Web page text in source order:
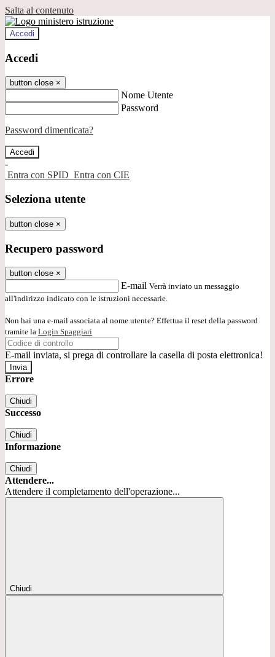
Salta al contenuto
Accedi
Accedi
button close ×
Nome Utente
Password
Password dimenticata?
-
Entra con SPID Entra con CIE
Seleziona utente
button close ×
Recupero password
button close ×
E-mail Verrà inviato un messaggio
all'indirizzo indicato con le istruzioni necessarie.
Non hai una e-mail associata al nome utente? Effettua il reset della password
tramite la Login Spaggiari
E-mail inviata, si prega di controllare la casella di posta elettronica!
Errore
Chiudi
Successo
Chiudi
Informazione
Chiudi
Attendere...
Attendere il completamento dell'operazione...
Chiudi